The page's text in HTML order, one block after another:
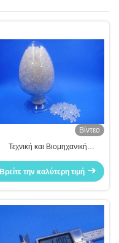
Βίντεο
Τεχνική και Βιομηχανική
Βρείτε την καλύτερη τιμή